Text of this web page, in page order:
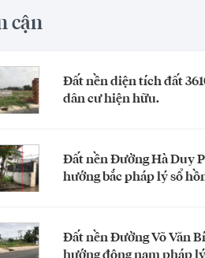
cận
Đất nền diện tích đất
dân cư hiện hữu.
Đất nền Đường Hà Duy
hướng bắc pháp lý sổ
Đất nền Đường Võ Văn
hướng đông nam pháp